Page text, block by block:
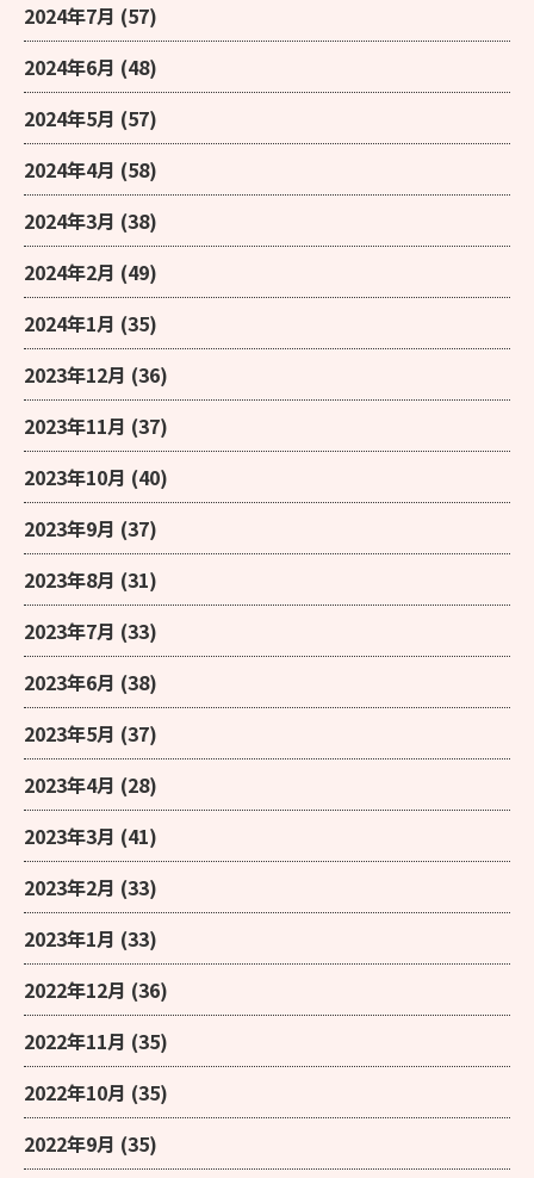
2024年7月 (57)
2024年6月 (48)
2024年5月 (57)
2024年4月 (58)
2024年3月 (38)
2024年2月 (49)
2024年1月 (35)
2023年12月 (36)
2023年11月 (37)
2023年10月 (40)
2023年9月 (37)
2023年8月 (31)
2023年7月 (33)
2023年6月 (38)
2023年5月 (37)
2023年4月 (28)
2023年3月 (41)
2023年2月 (33)
2023年1月 (33)
2022年12月 (36)
2022年11月 (35)
2022年10月 (35)
2022年9月 (35)